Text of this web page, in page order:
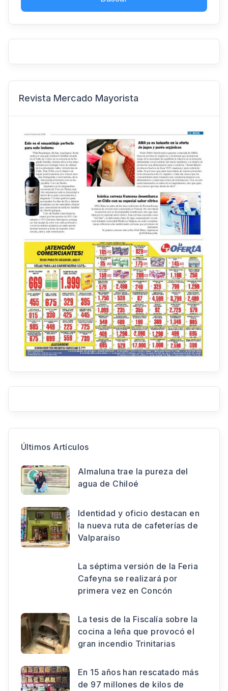
Revista Mercado Mayorista
Últimos Artículos
Almaluna trae la pureza del
agua de Chiloé
Identidad y oficio destacan en
la nueva ruta de cafeterías de
Valparaíso
La séptima versión de la Feria
Cafeyna se realizará por
primera vez en Concón
La tesis de la Fiscalía sobre la
cocina a leña que provocó el
gran incendio Trinitarias
En 15 años han rescatado más
de 97 millones de kilos de